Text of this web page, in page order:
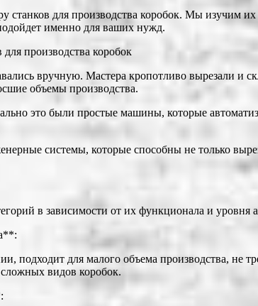
станков для производства коробок. Мы изучим
именно для ваших нужд.
производства коробок
вручную. Мастера кропотливо вырезали
объемы производства.
это были простые машины, которые
системы, которые способны не только
в зависимости от их функционала и уровня
для малого объема производства, не
видов коробок.